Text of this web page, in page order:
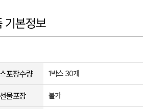
기본정보
포장수량 1박스 30개
선물포장 불가